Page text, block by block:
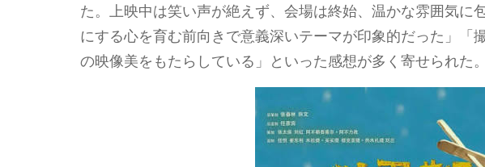
た。上映中は笑い声が絶えず、会場は終始、温かな雰囲気に
にする心を育む前向きで意義深いテーマが印象的だった」「
の映像美をもたらしている」といった感想が多く寄せられた。